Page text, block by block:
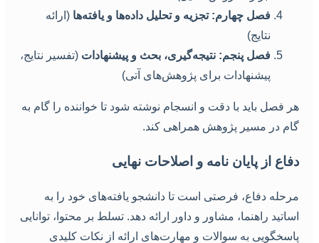
فصل چهارم: تجزیه و تحلیل داده‌ها و یافته‌ها(ارائه
نتایج)
فصل پنجم: نتیجه‌گیری، بحث و پیشنهادات(تفسیر نتایج،
پیشنهادات برای پژوهش‌های آتی)
هر فصل باید با دقت و انسجام نوشته شود تا خواننده را گام به
گام در مسیر پژوهش همراهی کند.
دفاع از پایان نامه و اصلاحات نهایی
مرحله دفاع، فرصتی است تا دانشجو یافته‌های خود را به
اساتید راهنما، مشاور و داور ارائه دهد. تسلط بر محتوا، توانایی
پاسخگویی به سوالات و مهارت‌های ارائه از نکات کلیدی